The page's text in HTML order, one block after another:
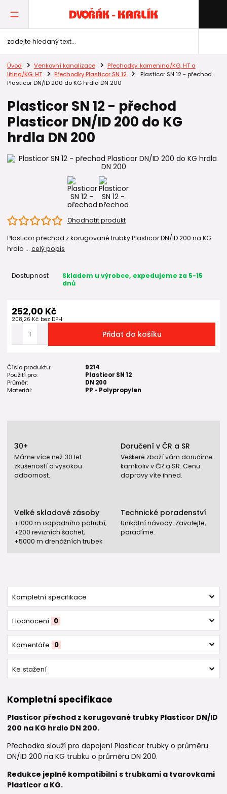
Úvod Venkovní kanalizace
Přechodky: kamenina/KG, HT a
litina/KG, HT
Přechodky Plasticor SN 12
Plasticor SN 12 - přechod
Plasticor DN/ID 200 do KG hrdla DN 200
Plasticor SN 12 - přechod
Plasticor DN/ID 200 do KG
hrdla DN 200
Ohodnotit produkt
Plasticor přechod z korugované trubky Plasticor DN/ID 200 na KG
hrdlo ... celý popis
Dostupnost
Skladem u výrobce, expedujeme za 5-15
dnů
252,00 Kč
208,26 Kč bez DPH
Přidat do košíku
Číslo produktu:
9214
Použití pro:
Plasticor SN 12
Průměr:
DN 200
Materiál:
PP - Polypropylen
30+
Máme více než 30 let
zkušeností a vysokou
odbornost.
Doručení v ČR a SR
Veškeré zboží vám doručíme
kamkoliv v ČR a SR. Cenu
dopravy víte ihned.
Velké skladové zásoby
+1000 m odpadního potrubí,
+200 revizních šachet,
+5000 m drenážních trubek
Technické poradenství
Unikátní návody. Zavolejte,
poradíme.
Kompletní specifikace
Hodnocení 0
Komentáře 0
Ke stažení
Kompletní specifikace
Plasticor přechod z korugované trubky Plasticor DN/ID
200 na KG hrdlo DN 200.
Přechodka slouží pro dopojení Plasticor trubky o průměru
DN/ID 200 na KG trubku o průměru DN 200.
Redukce jeplně kompatibilní s trubkami a tvarovkami
Plasticor a KG.